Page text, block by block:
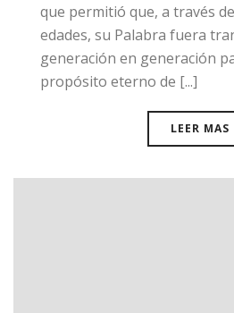
que permitió que, a través
edades, su Palabra fuera
generación en generación
propósito eterno de [...]
LEER MAS